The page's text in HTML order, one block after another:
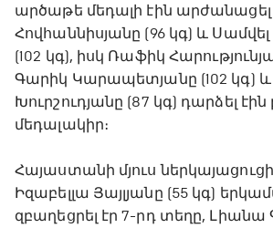
արծաթե մեդալի էին
Հովհաննիսյանը (96 կգ) և
(102 կգ), իսկ Ռաֆիկ
Գարիկ Կարապետյանը (102 կգ)
Խուրշուդյանը (87 կգ) դարձել էին
մեդալակիր։
Հայաստանի մյուս
Իզաբելլա Յայլյանը (55 կգ)
զբաղեցրել էր 7-րդ տեղը, Լիանա